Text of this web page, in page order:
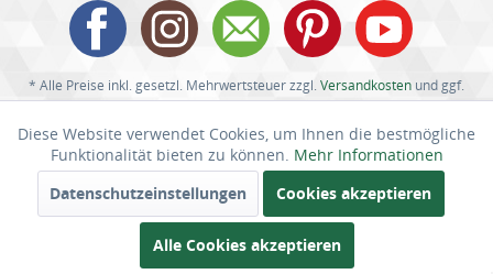
SPAR-AKTION BIS ZU 18%
* Alle Preise inkl. gesetzl. Mehrwertsteuer zzgl. Versandkosten und ggf.
Batteriehinweis Cookie-Einstellungen
Hilfe und Support
Kontakt
Versand & Zahlungsbedingungen
Defektes Produkt
Widerrufsrecht
Impressum
Funktionale Aktiv
Marketing Inaktiv
Inaktiv
Diese Website verwendet Cookies, um Ihnen die bestmögliche
Funktionalität bieten zu können. Mehr Informationen
Datenschutzeinstellungen
Cookies akzeptieren
Alle Cookies akzeptieren